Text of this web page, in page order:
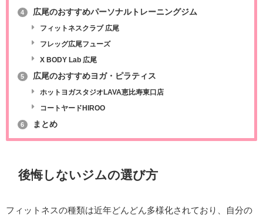
4 広尾のおすすめパーソナルトレーニングジム
フィットネスクラブ 広尾
フレッグ広尾フューズ
X BODY Lab 広尾
5 広尾のおすすめヨガ・ピラティス
ホットヨガスタジオLAVA恵比寿東口店
コートヤードHIROO
6 まとめ
後悔しないジムの選び方
フィットネスの種類は近年どんどん多様化されており、自分の